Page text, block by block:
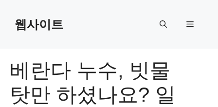
content웹사이트 Menu
베란다 누수, 빗물
탓만 하셨나요? 일